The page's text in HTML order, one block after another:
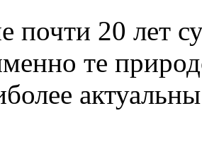
почти 20 лет
те